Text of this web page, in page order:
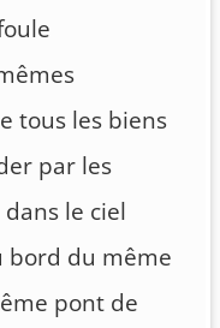
tous les biens
par les
le ciel
bord du même
pont de